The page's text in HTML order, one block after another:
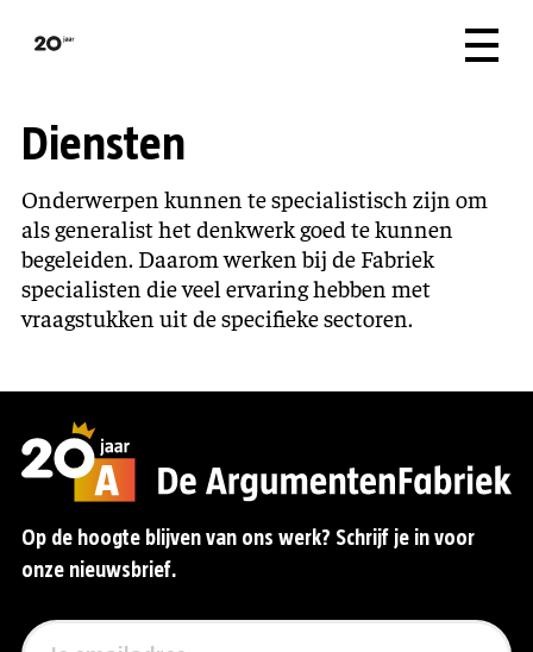
Diensten
Onderwerpen kunnen te specialistisch zijn om
als generalist het denkwerk goed te kunnen
begeleiden. Daarom werken bij de Fabriek
specialisten die veel ervaring hebben met
vraagstukken uit de specifieke sectoren.
Op de hoogte blijven van ons werk? Schrijf je in voor
onze nieuwsbrief.